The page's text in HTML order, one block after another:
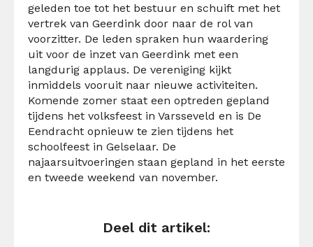
geleden toe tot het bestuur en schuift met het
vertrek van Geerdink door naar de rol van
voorzitter. De leden spraken hun waardering
uit voor de inzet van Geerdink met een
langdurig applaus. De vereniging kijkt
inmiddels vooruit naar nieuwe activiteiten.
Komende zomer staat een optreden gepland
tijdens het volksfeest in Varsseveld en is De
Eendracht opnieuw te zien tijdens het
schoolfeest in Gelselaar. De
najaarsuitvoeringen staan gepland in het eerste
en tweede weekend van november.
Deel dit artikel: